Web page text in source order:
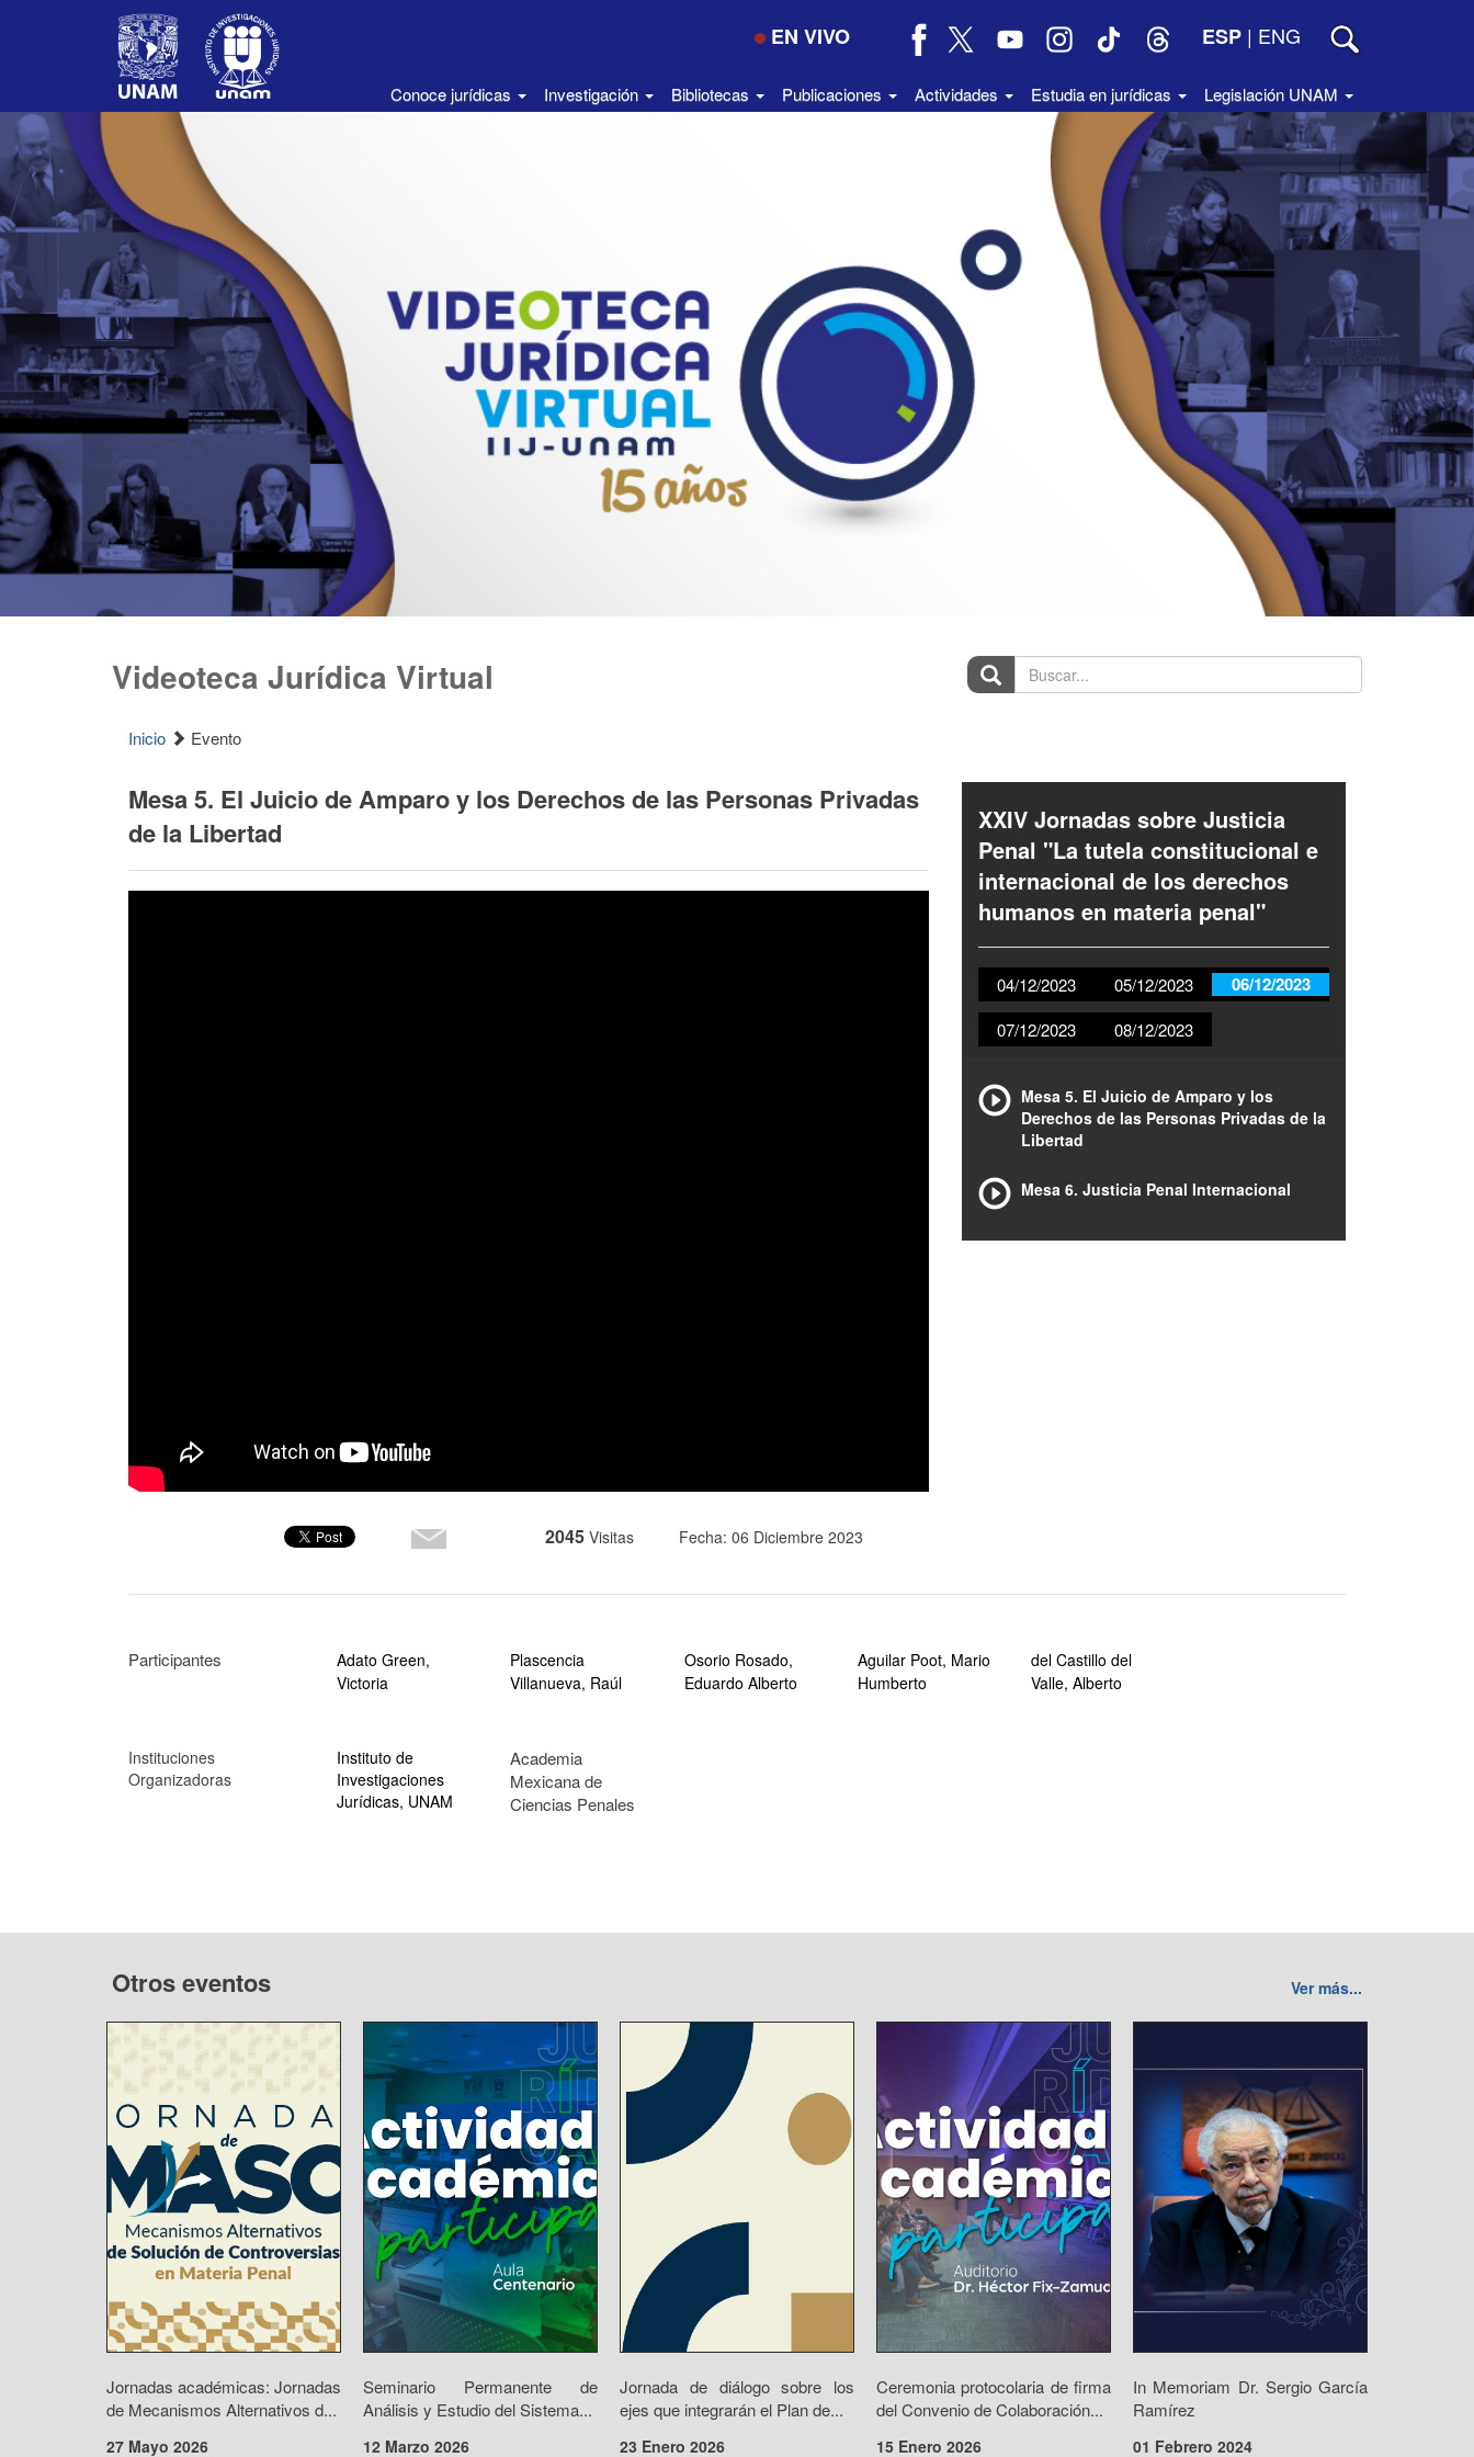
EN VIVO ESP | ENG
Conoce jurídicas Investigación Bibliotecas Publicaciones Actividades Estudia en jurídicas Legislación UNAM
Videoteca Jurídica Virtual Buscar...
Inicio Evento
Mesa 5. El Juicio de Amparo y los Derechos de las Personas Privadas
de la Libertad
2045 Visitas Fecha: 06 Diciembre 2023
XXIV Jornadas sobre Justicia
Penal "La tutela constitucional e
internacional de los derechos
humanos en materia penal"
04/12/2023 05/12/2023 06/12/2023
07/12/2023 08/12/2023
Mesa 5. El Juicio de Amparo y los
Derechos de las Personas Privadas de la
Libertad
Mesa 6. Justicia Penal Internacional
Participantes
Adato Green,
Victoria
Plascencia
Villanueva, Raúl
Osorio Rosado,
Eduardo Alberto
Aguilar Poot, Mario
Humberto
del Castillo del
Valle, Alberto
Instituciones
Organizadoras
Instituto de
Investigaciones
Jurídicas, UNAM
Academia
Mexicana de
Ciencias Penales
Otros eventos Ver más...
Jornadas académicas: Jornadas
de Mecanismos Alternativos d...
27 Mayo 2026
Seminario Permanente de
Análisis y Estudio del Sistema...
12 Marzo 2026
Jornada de diálogo sobre los
ejes que integrarán el Plan de...
23 Enero 2026
Ceremonia protocolaria de firma
del Convenio de Colaboración...
15 Enero 2026
In Memoriam Dr. Sergio García
Ramírez
01 Febrero 2024